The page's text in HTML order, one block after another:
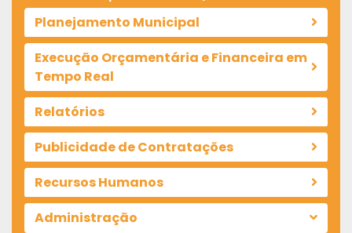
Planejamento Municipal
Execução Orçamentária e Financeira em
Tempo Real
Relatórios
Publicidade de Contratações
Recursos Humanos
Administração